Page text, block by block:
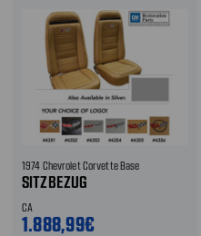
1974 Chevrolet Corvette Base
SITZBEZUG
CA
1.888,99€